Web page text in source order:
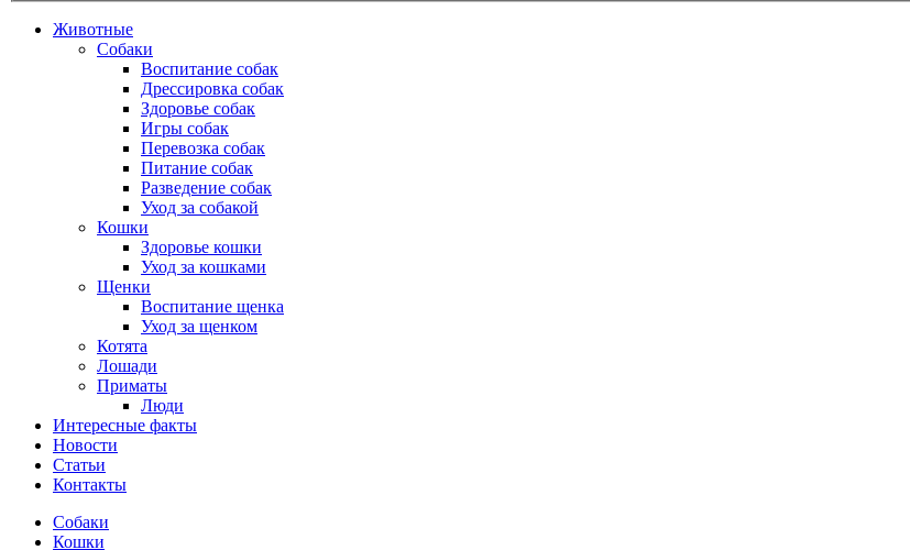
Животные
Собаки
Воспитание собак
Дрессировка собак
Здоровье собак
Игры собак
Перевозка собак
Питание собак
Разведение собак
Уход за собакой
Кошки
Здоровье кошки
Уход за кошками
Щенки
Воспитание щенка
Уход за щенком
Котята
Лошади
Приматы
Люди
Интересные факты
Новости
Статьи
Контакты
Собаки
Кошки